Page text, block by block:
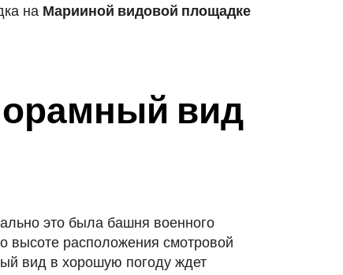
на Марииной видовой площадке
вид
это была башня военного
высоте расположения смотровой
вид в хорошую погоду ждет